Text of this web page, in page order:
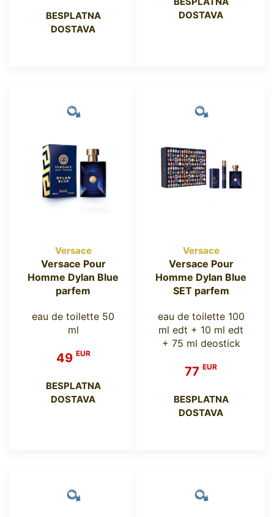
BESPLATNA
DOSTAVA
DOSTAVA
Versace
Versace Pour
Homme Dylan Blue
parfem
eau de toilette 50
ml
49 EUR
BESPLATNA
DOSTAVA
Versace
Versace Pour
Homme Dylan Blue
SET parfem
eau de toilette 100
ml edt + 10 ml edt
+ 75 ml deostick
77 EUR
BESPLATNA
DOSTAVA